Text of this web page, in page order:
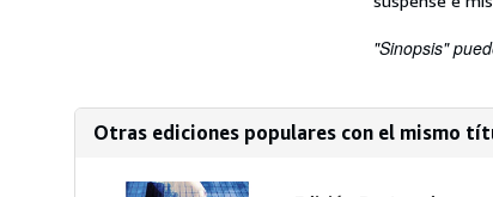
"Sinopsis"
Otras ediciones populares con el mismo